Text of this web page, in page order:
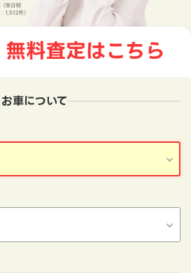
お車について